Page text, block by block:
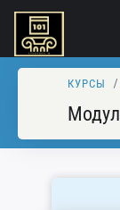
КУРСЫ